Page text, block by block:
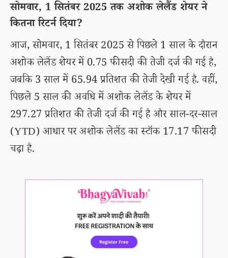
सोमवार, 1 सितंबर 2025 तक अशोक लेलैंड शेयर ने
कितना रिटर्न दिया?
आज, सोमवार, 1 सितंबर 2025 से पिछले 1 साल के दौरान
अशोक लेलैंड शेयर में 0.75 फीसदी की तेजी दर्ज की गई है,
जबकि 3 साल में 65.94 प्रतिशत की तेजी देखी गई है. वहीं,
पिछले 5 साल की अवधि में अशोक लेलैंड के शेयर में
297.27 प्रतिशत की तेजी दर्ज की गई है और साल-दर-साल
(YTD) आधार पर अशोक लेलैंड का स्टॉक 17.17 फीसदी
चढ़ा है.